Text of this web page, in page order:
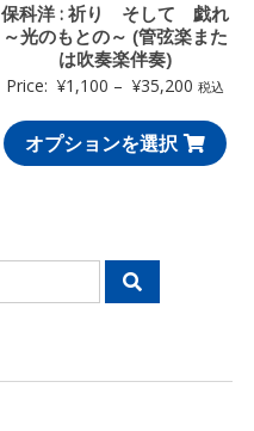
保科洋 : 祈り そして 戯れ
～光のもとの～ (管弦楽また
は吹奏楽伴奏)
Price: ¥1,100 – ¥35,200 税込
オプションを選択